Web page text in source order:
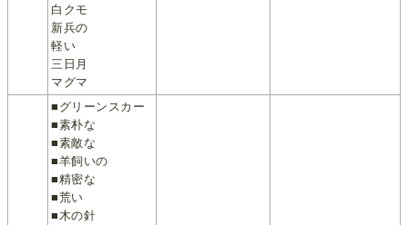
白クモ
新兵の
軽い
三日月
マグマ
■グリーンスカー
■素朴な
■素敵な
■羊飼いの
■精密な
■荒い
■木の針